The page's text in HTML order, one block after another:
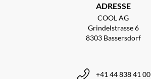
ADRESSE
COOL AG
Grindelstrasse 6
8303 Bassersdorf
+41 44 838 41 00